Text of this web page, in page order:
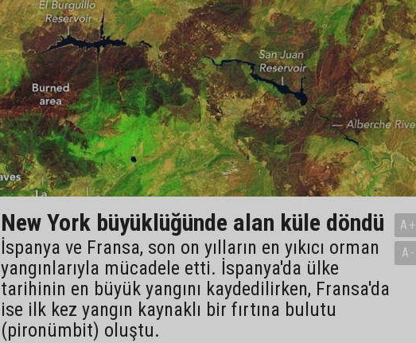
New York büyüklüğünde alan küle döndü
İspanya ve Fransa, son on yılların en yıkıcı orman
yangınlarıyla mücadele etti. İspanya'da ülke
tarihinin en büyük yangını kaydedilirken, Fransa'da
ise ilk kez yangın kaynaklı bir fırtına bulutu
(pironümbit) oluştu.
A+
A-